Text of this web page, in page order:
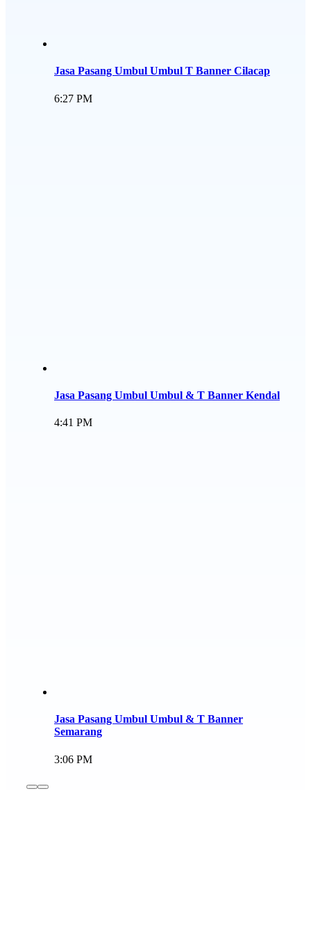
Jasa Pasang Umbul Umbul T Banner Cilacap
6:27 PM
Jasa Pasang Umbul Umbul & T Banner Kendal
4:41 PM
Jasa Pasang Umbul Umbul & T Banner
Semarang
3:06 PM